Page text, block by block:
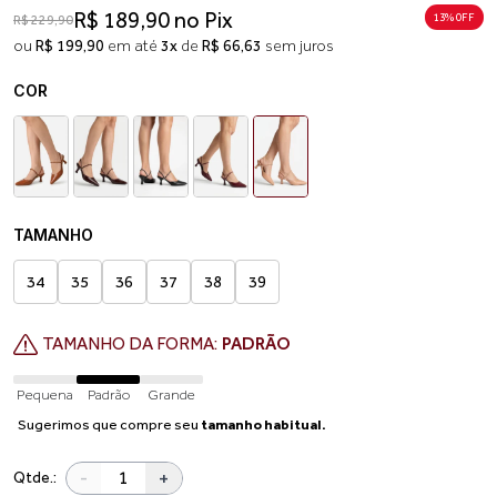
R$ 229,90R$ 189,90 no Pix
ou R$ 199,90 em até 3x de R$ 66,63 sem juros
13% 0FF
COR
TAMANHO
34 35 36 37 38 39
TAMANHO DA FORMA: PADRÃO
Pequena Padrão
Grande
Sugerimos que compre seu tamanho habitual.
Qtde.: - +